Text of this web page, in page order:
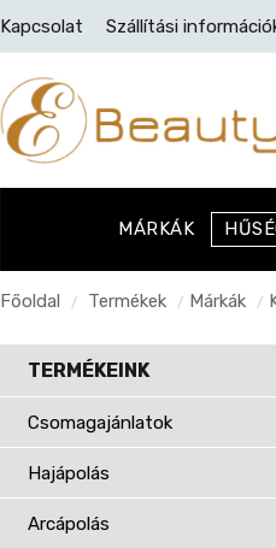
Kapcsolat Szállítási
MÁRKÁK
Főoldal / Termékek / Márkák /
TERMÉKEINK
Csomagajánlatok
Hajápolás
Arcápolás